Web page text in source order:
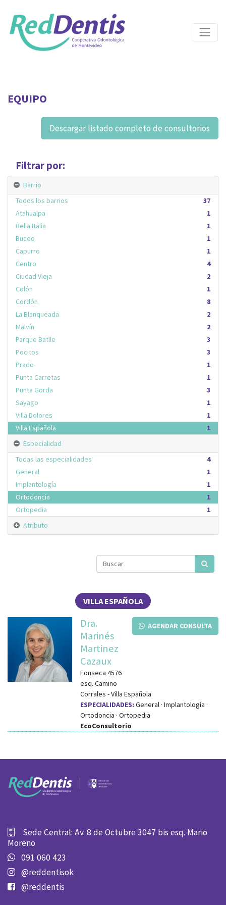
EQUIPO
Descargar listado completo de consultorios
Filtrar por:
Barrio
37
Todos los barrios
1
Atahualpa
1
Bella Italia
1
Buceo
1
Capurro
4
Centro
2
Ciudad Vieja
1
Colón
8
Cordón
2
La Blanqueada
2
Malvín
3
Parque Batlle
3
Pocitos
1
Prado
1
Punta Carretas
3
Punta Gorda
1
Sayago
1
Villa Dolores
1
Villa Española
Especialidad
4
Todas las especialidades
1
General
1
Implantología
1
Ortodoncia
1
Ortopedia
Atributo
VILLA ESPAÑOLA
AGENDAR CONSULTA
Dra.
Marinés
Martinez
Cazaux
Fonseca 4576
esq. Camino
Corrales -Villa Española
ESPECIALIDADES: General · Implantología ·
Ortodoncia · Ortopedia
EcoConsultorio
Sede Central: Av. 8 de Octubre 3047 bis esq. Mario
Moreno
091 060 423
@reddentisok
@reddentis